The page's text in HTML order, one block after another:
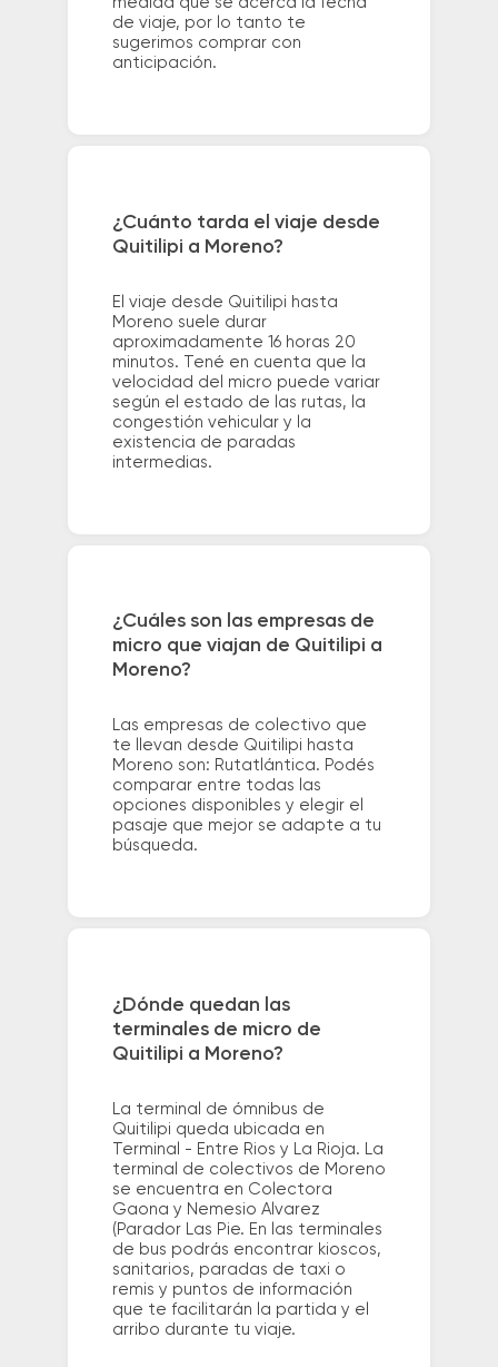
de viaje, por lo tanto te
sugerimos comprar con
anticipación.
¿Cuánto tarda el viaje desde
Quitilipi a Moreno?
El viaje desde Quitilipi hasta
Moreno suele durar
aproximadamente 16 horas 20
minutos. Tené en cuenta que la
velocidad del micro puede variar
según el estado de las rutas, la
congestión vehicular y la
existencia de paradas
intermedias.
¿Cuáles son las empresas de
micro que viajan de Quitilipi a
Moreno?
Las empresas de colectivo que
te llevan desde Quitilipi hasta
Moreno son: Rutatlántica. Podés
comparar entre todas las
opciones disponibles y elegir el
pasaje que mejor se adapte a tu
búsqueda.
¿Dónde quedan las
terminales de micro de
Quitilipi a Moreno?
La terminal de ómnibus de
Quitilipi queda ubicada en
Terminal - Entre Rios y La Rioja. La
terminal de colectivos de Moreno
se encuentra en Colectora
Gaona y Nemesio Alvarez
(Parador Las Pie. En las terminales
de bus podrás encontrar kioscos,
sanitarios, paradas de taxi o
remis y puntos de información
que te facilitarán la partida y el
arribo durante tu viaje.